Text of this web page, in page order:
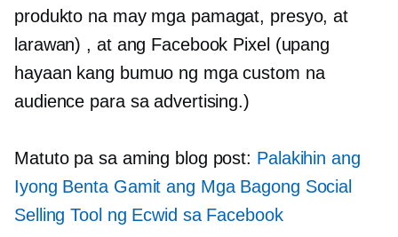
produkto na may mga pamagat, presyo, at
larawan) , at ang Facebook Pixel (upang
hayaan kang bumuo ng mga custom na
audience para sa advertising.)
Matuto pa sa aming blog post: Palakihin ang
Iyong Benta Gamit ang Mga Bagong Social
Selling Tool ng Ecwid sa Facebook